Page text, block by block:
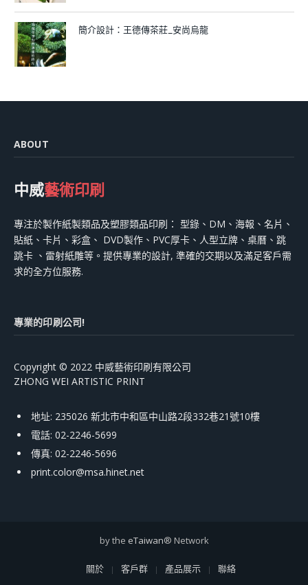
簡介設計：王德傳茶莊_安尚烏龍
ABOUT
中威藝術印刷
專注於製作紙製類品及塑膠類品印刷： 型錄、DM、海報、名片、
貼紙、卡片、彩盒、 DVD製作、PVC厚卡、人型立牌、桌曆、跳
跳卡 、雷射紙雕等。提供專業的設計, 準確的交期以及滿足客戶需
求的全方位服務.
專業的印刷公司!
Copyright © 2022 中威藝術印刷有限公司
ZHONG WEI ARTISTIC PRINT
地址: 235026 新北市中和區中山路2段332巷21號10樓
電話: 02-2246-5699
傳真: 02-2246-5696
print.color@msa.hinet.net
by the eTaiwan® Network
關於 客戶群 產品展示 聯絡